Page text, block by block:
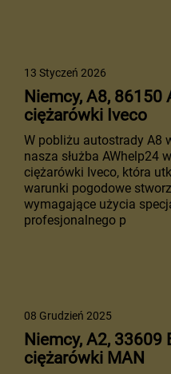
13 Styczeń 2026
Niemcy, A8,
ciężarówki Iveco
W pobliżu autostrady A8
nasza służba AWhelp24
ciężarówki Iveco, która
warunki pogodowe
wymagające użycia
profesjonalnego p
08 Grudzień 2025
Niemcy, A2,
ciężarówki MAN